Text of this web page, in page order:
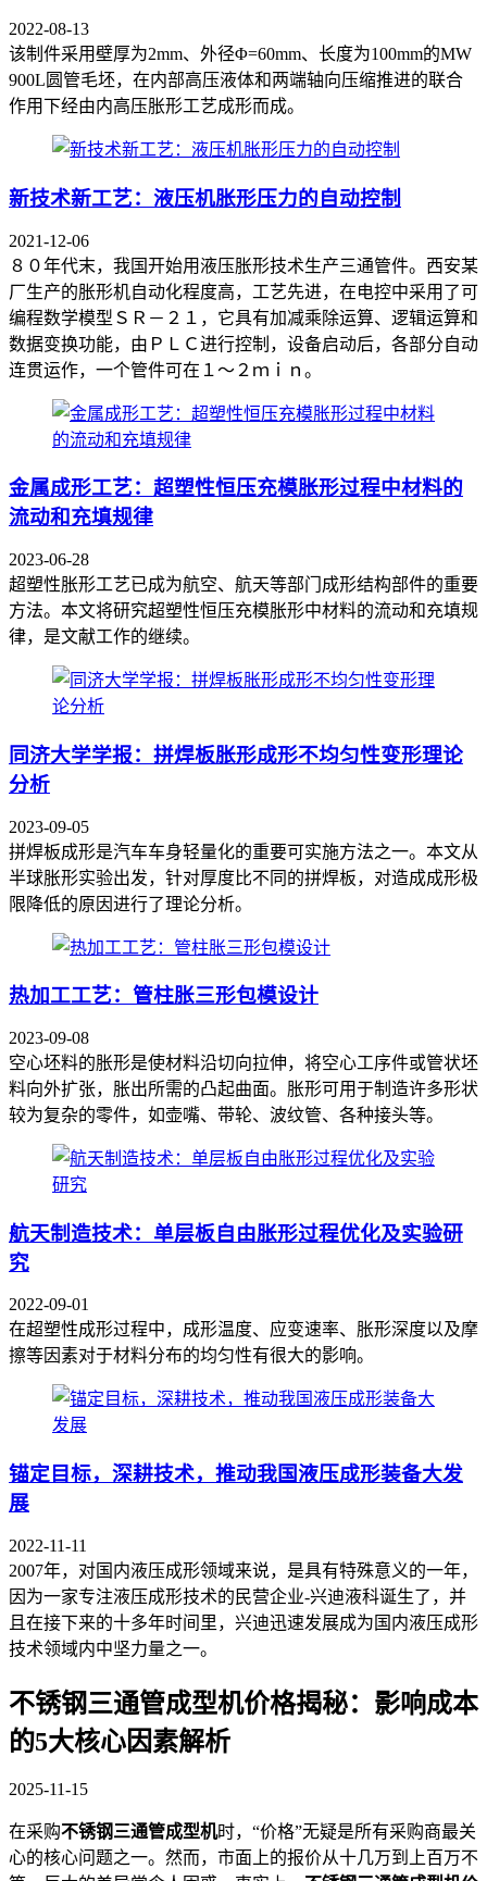
2022-08-13
该制件采用壁厚为2mm、外径Φ=60mm、长度为100mm的MW
900L圆管毛坯，在内部高压液体和两端轴向压缩推进的联合
作用下经由内高压胀形工艺成形而成。
新技术新工艺：液压机胀形压力的自动控制
2021-12-06
８０年代末，我国开始用液压胀形技术生产三通管件。西安某
厂生产的胀形机自动化程度高，工艺先进，在电控中采用了可
编程数学模型ＳＲ－２１，它具有加减乘除运算、逻辑运算和
数据变换功能，由ＰＬＣ进行控制，设备启动后，各部分自动
连贯运作，一个管件可在１～２ｍｉｎ。
金属成形工艺：超塑性恒压充模胀形过程中材料的
流动和充填规律
2023-06-28
超塑性胀形工艺已成为航空、航天等部门成形结构部件的重要
方法。本文将研究超塑性恒压充模胀形中材料的流动和充填规
律，是文献工作的继续。
同济大学学报：拼焊板胀形成形不均匀性变形理论
分析
2023-09-05
拼焊板成形是汽车车身轻量化的重要可实施方法之一。本文从
半球胀形实验出发，针对厚度比不同的拼焊板，对造成成形极
限降低的原因进行了理论分析。
热加工工艺：管柱胀三形包模设计
2023-09-08
空心坯料的胀形是使材料沿切向拉伸，将空心工序件或管状坯
料向外扩张，胀出所需的凸起曲面。胀形可用于制造许多形状
较为复杂的零件，如壶嘴、带轮、波纹管、各种接头等。
航天制造技术：单层板自由胀形过程优化及实验研
究
2022-09-01
在超塑性成形过程中，成形温度、应变速率、胀形深度以及摩
擦等因素对于材料分布的均匀性有很大的影响。
锚定目标，深耕技术，推动我国液压成形装备大发
展
2022-11-11
2007年，对国内液压成形领域来说，是具有特殊意义的一年，
因为一家专注液压成形技术的民营企业-兴迪液科诞生了，并
且在接下来的十多年时间里，兴迪迅速发展成为国内液压成形
技术领域内中坚力量之一。
不锈钢三通管成型机价格揭秘：影响成本
的5大核心因素解析
2025-11-15
在采购不锈钢三通管成型机时，“价格”无疑是所有采购商最关
心的核心问题之一。然而，市面上的报价从十几万到上百万不